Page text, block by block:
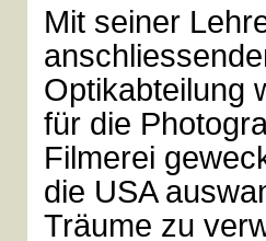
Mit seiner
Optikabteilung
für die
Filmerei
die USA
Träume zu